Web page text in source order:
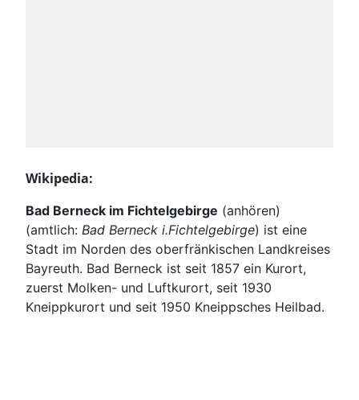
Wikipedia:
Bad Berneck im Fichtelgebirge (anhören)
(amtlich: Bad Berneck i.Fichtelgebirge) ist eine
Stadt im Norden des oberfränkischen Landkreises
Bayreuth. Bad Berneck ist seit 1857 ein Kurort,
zuerst Molken- und Luftkurort, seit 1930
Kneippkurort und seit 1950 Kneippsches Heilbad.